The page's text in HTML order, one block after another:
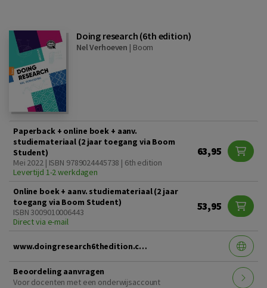
Doing research (6th edition)
Nel Verhoeven | Boom
Paperback + online boek + aanv.
studiemateriaal (2 jaar toegang via Boom
Student)
Mei 2022 | ISBN 9789024445738 | 6th edition
Levertijd 1-2 werkdagen
63,95
Online boek + aanv. studiemateriaal (2 jaar
toegang via Boom Student)
ISBN 3009010006443
Direct via e-mail
53,95
www.doingresearch6thedition.com
Beoordeling aanvragen
Voor docenten met een onderwijsaccount